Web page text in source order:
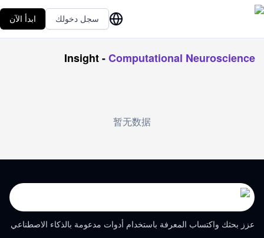
سجل دخولك ابدأ الآن
Insight-Computational Neuroscience
暂无数据
عزز بحثك واكتساب المعرفة باستخدام أدوات مدعومة بالذكاء الاصطناعي